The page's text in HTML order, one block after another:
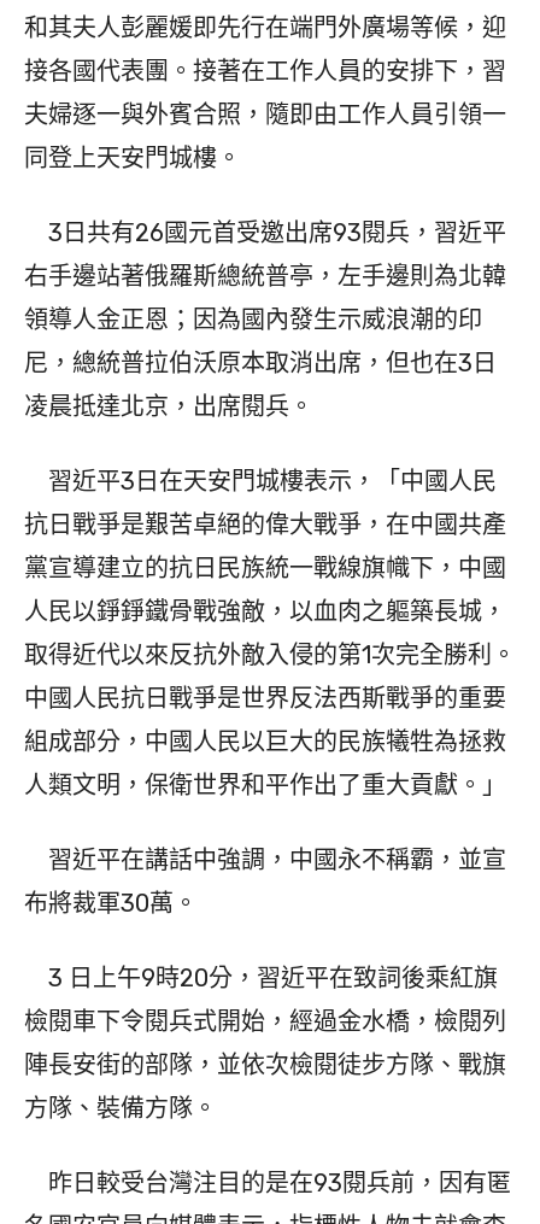
和其夫人彭麗媛即先行在端門外廣場等候，迎
接各國代表團。接著在工作人員的安排下，習
夫婦逐一與外賓合照，隨即由工作人員引領一
同登上天安門城樓。
3日共有26國元首受邀出席93閱兵，習近平
右手邊站著俄羅斯總統普亭，左手邊則為北韓
領導人金正恩；因為國內發生示威浪潮的印
尼，總統普拉伯沃原本取消出席，但也在3日
凌晨抵達北京，出席閱兵。
習近平3日在天安門城樓表示，「中國人民
抗日戰爭是艱苦卓絕的偉大戰爭，在中國共產
黨宣導建立的抗日民族統一戰線旗幟下，中國
人民以錚錚鐵骨戰強敵，以血肉之軀築長城，
取得近代以來反抗外敵入侵的第1次完全勝利。
中國人民抗日戰爭是世界反法西斯戰爭的重要
組成部分，中國人民以巨大的民族犧牲為拯救
人類文明，保衛世界和平作出了重大貢獻。」
習近平在講話中強調，中國永不稱霸，並宣
布將裁軍30萬。
3 日上午9時20分，習近平在致詞後乘紅旗
檢閱車下令閱兵式開始，經過金水橋，檢閱列
陣長安街的部隊，並依次檢閱徒步方隊、戰旗
方隊、裝備方隊。
昨日較受台灣注目的是在93閱兵前，因有匿